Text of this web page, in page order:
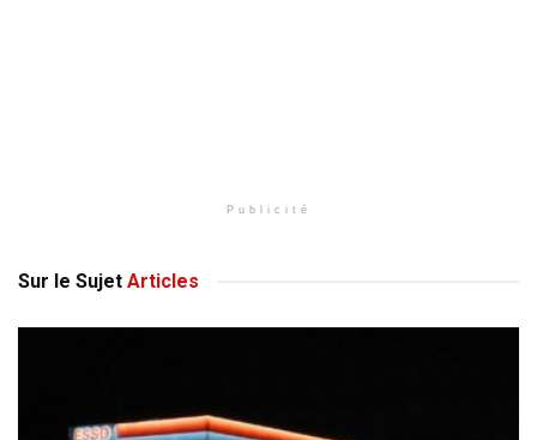
Publicité
Sur le Sujet Articles